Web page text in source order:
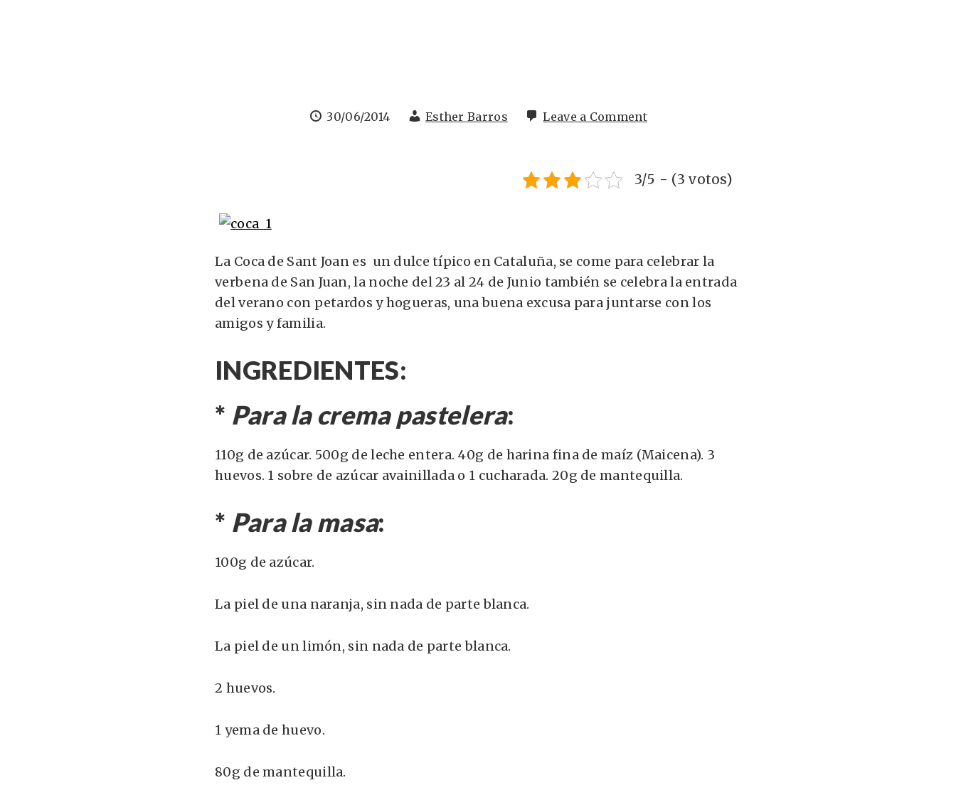
30/06/2014 Esther Barros Leave a Comment
3/5 - (3 votos)
La Coca de Sant Joan es un dulce típico en Cataluña, se come para celebrar la
verbena de San Juan, la noche del 23 al 24 de Junio también se celebra la entrada
del verano con petardos y hogueras, una buena excusa para juntarse con los
amigos y familia.
INGREDIENTES:
* Para la crema pastelera:
110g de azúcar. 500g de leche entera. 40g de harina fina de maíz (Maicena). 3
huevos. 1 sobre de azúcar avainillada o 1 cucharada. 20g de mantequilla.
* Para la masa:
100g de azúcar.
La piel de una naranja, sin nada de parte blanca.
La piel de un limón, sin nada de parte blanca.
2 huevos.
1 yema de huevo.
80g de mantequilla.